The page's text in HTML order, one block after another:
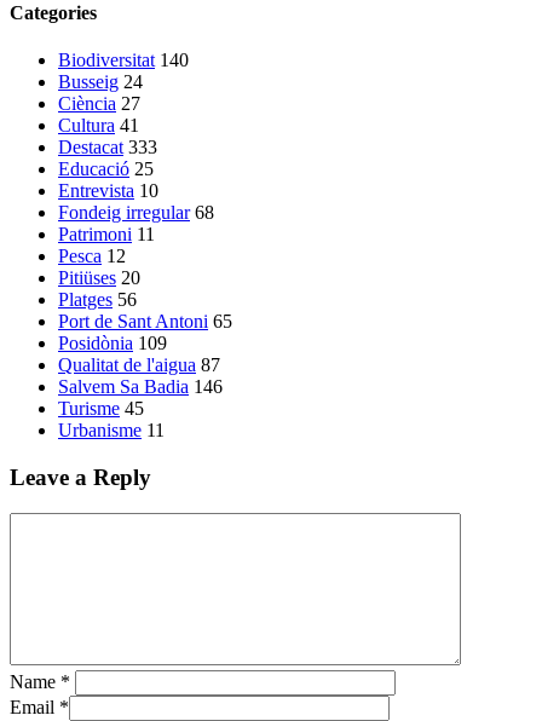
Categories
Biodiversitat 140
Busseig 24
Ciència 27
Cultura 41
Destacat 333
Educació 25
Entrevista 10
Fondeig irregular 68
Patrimoni 11
Pesca 12
Pitiüses 20
Platges 56
Port de Sant Antoni 65
Posidònia 109
Qualitat de l'aigua 87
Salvem Sa Badia 146
Turisme 45
Urbanisme 11
Leave a Reply
Name *
Email *